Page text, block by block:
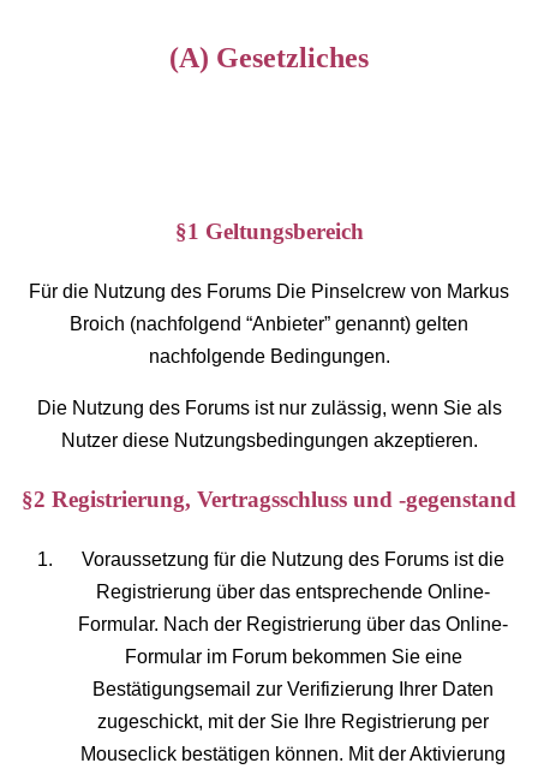
(A) Gesetzliches
§1 Geltungsbereich
Für die Nutzung des Forums Die Pinselcrew von Markus
Broich (nachfolgend “Anbieter” genannt) gelten
nachfolgende Bedingungen.
Die Nutzung des Forums ist nur zulässig, wenn Sie als
Nutzer diese Nutzungsbedingungen akzeptieren.
§2 Registrierung, Vertragsschluss und -gegenstand
Voraussetzung für die Nutzung des Forums ist die
Registrierung über das entsprechende Online-
Formular. Nach der Registrierung über das Online-
Formular im Forum bekommen Sie eine
Bestätigungsemail zur Verifizierung Ihrer Daten
zugeschickt, mit der Sie Ihre Registrierung per
Mouseclick bestätigen können. Mit der Aktivierung